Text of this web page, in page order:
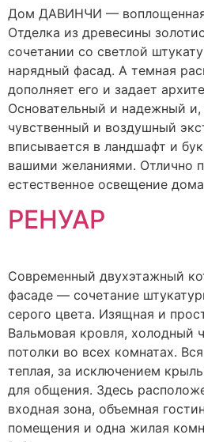
Дом ДАВИНЧИ — воплощенная
Отделка из древесины
сочетании со светлой
нарядный фасад. А темная
дополняет его и задает
Основательный и надежный
чувственный и воздушный
вписывается в ландшафт и
вашими желаниями. Отлично
естественное освещение
РЕНУАР
Современный двухэтажный
фасаде — сочетание
серого цвета. Изящная и
Вальмовая кровля, холодный
потолки во всех комнатах.
теплая, за исключением
для общения. Здесь
входная зона, объемная
помещения и одна жилая